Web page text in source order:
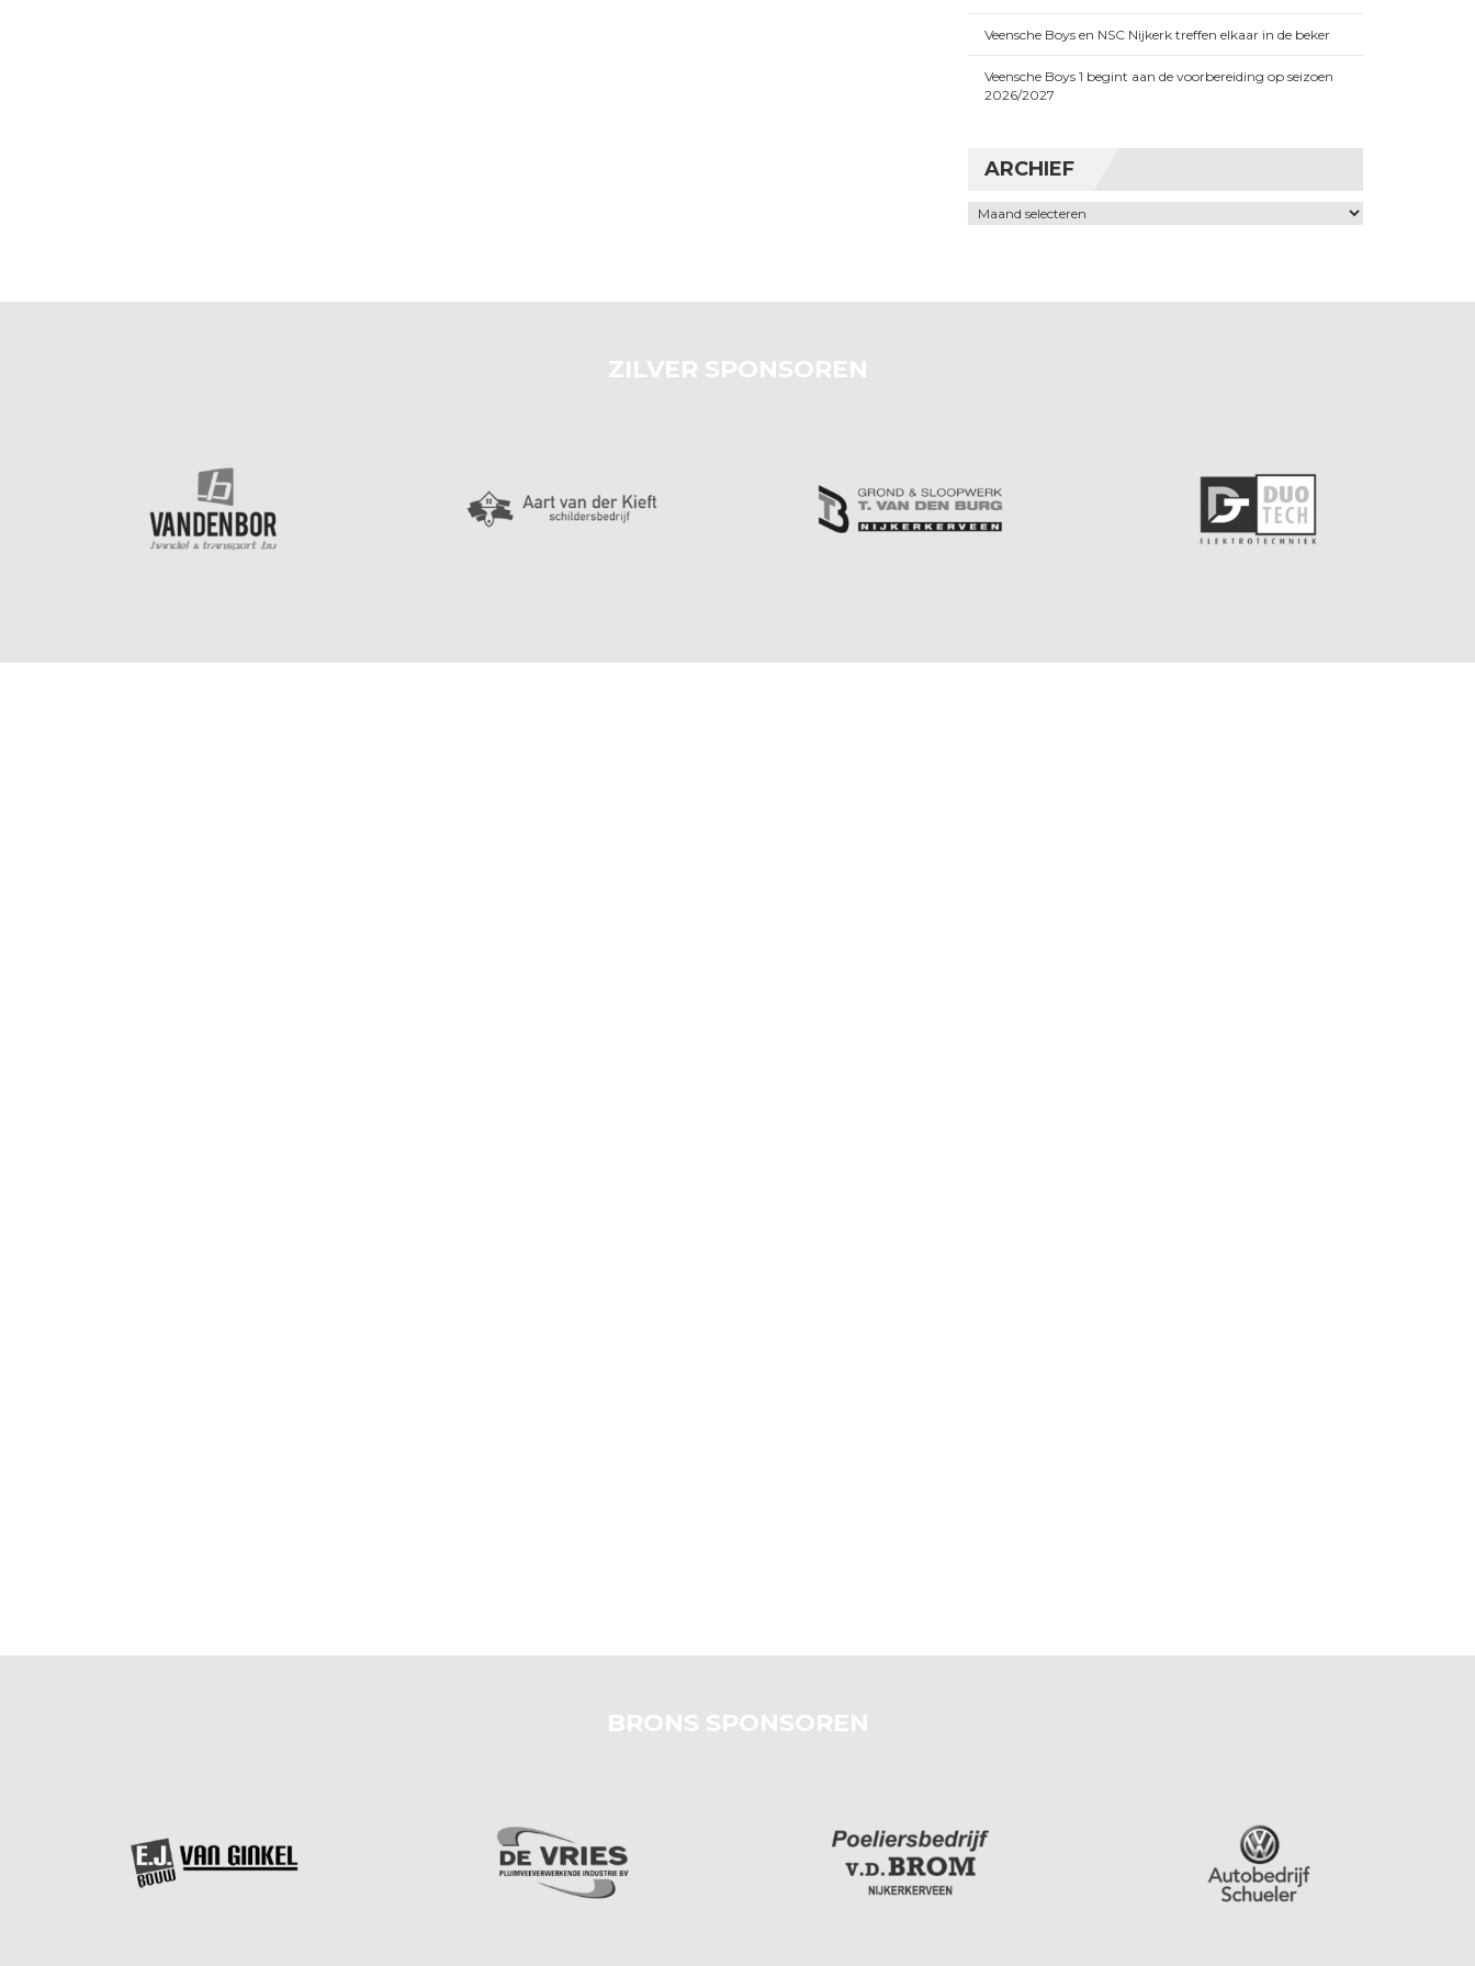
Veensche Boys en NSC Nijkerk treffen elkaar in de beker
Veensche Boys 1 begint aan de voorbereiding op seizoen
2026/2027
ARCHIEF
Archief
ZILVER SPONSOREN
BRONS SPONSOREN